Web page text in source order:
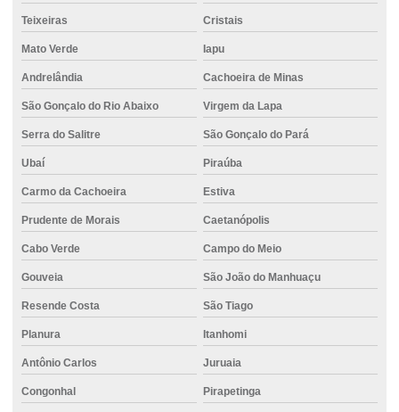
Estacas para fundações
Estacas para reforço de fundação
Execução estaca escavada
Execução de fundações
Execução de piso de concreto
Fabrica de concreto usinado
Fornecedor de cimento ensacado
Fornecedor de cimento portland
Fornecedor de concreto pronto
Fornecedores de concreto usinado
Fornecimento de cimento para construção de edifícios
Teixeiras Cristais
Mato Verde Iapu
Andrelândia Cachoeira de Minas
São Gonçalo do Rio Abaixo Virgem da Lapa
Serra do Salitre São Gonçalo do Pará
Ubaí Piraúba
Carmo da Cachoeira Estiva
Prudente de Morais Caetanópolis
Cabo Verde Campo do Meio
Gouveia São João do Manhuaçu
Resende Costa São Tiago
Planura Itanhomi
Antônio Carlos Juruaia
Congonhal Pirapetinga